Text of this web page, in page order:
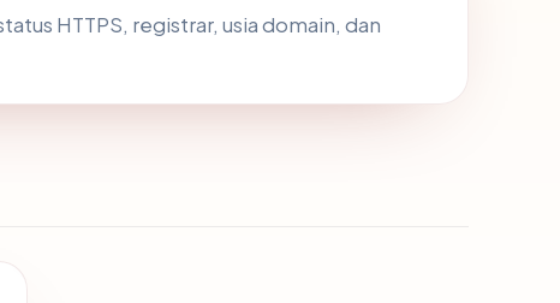
HTTPS, registrar, usia domain, dan